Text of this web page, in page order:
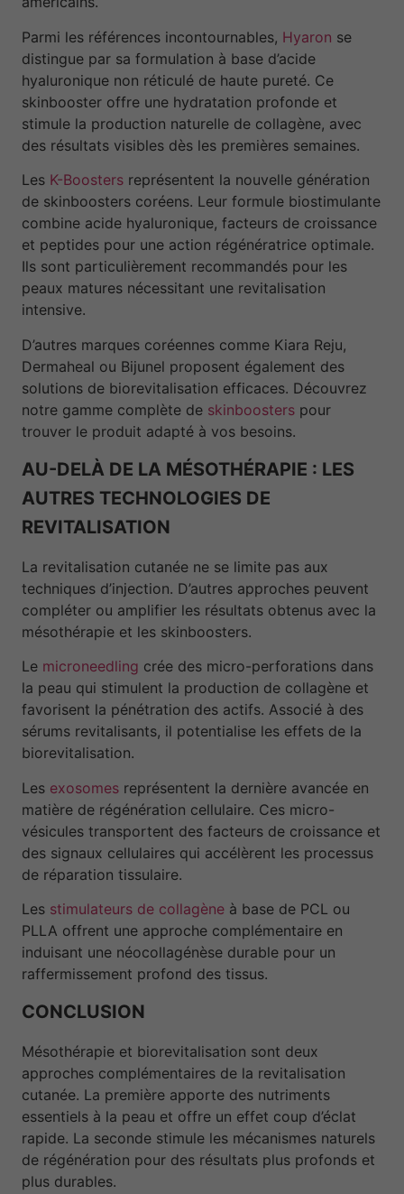
Parmi les références incontournables, Hyaron se
distingue par sa formulation à base d’acide
hyaluronique non réticulé de haute pureté. Ce
skinbooster offre une hydratation profonde et
stimule la production naturelle de collagène, avec
des résultats visibles dès les premières semaines.
Les K-Boosters représentent la nouvelle génération
de skinboosters coréens. Leur formule biostimulante
combine acide hyaluronique, facteurs de croissance
et peptides pour une action régénératrice optimale.
Ils sont particulièrement recommandés pour les
peaux matures nécessitant une revitalisation
intensive.
D’autres marques coréennes comme Kiara Reju,
Dermaheal ou Bijunel proposent également des
solutions de biorevitalisation efficaces. Découvrez
notre gamme complète de skinboosters pour
trouver le produit adapté à vos besoins.
AU-DELÀ DE LA MÉSOTHÉRAPIE : LES
AUTRES TECHNOLOGIES DE
REVITALISATION
La revitalisation cutanée ne se limite pas aux
techniques d’injection. D’autres approches peuvent
compléter ou amplifier les résultats obtenus avec la
mésothérapie et les skinboosters.
Le microneedling crée des micro-perforations dans
la peau qui stimulent la production de collagène et
favorisent la pénétration des actifs. Associé à des
sérums revitalisants, il potentialise les effets de la
biorevitalisation.
Les exosomes représentent la dernière avancée en
matière de régénération cellulaire. Ces micro-
vésicules transportent des facteurs de croissance et
des signaux cellulaires qui accélèrent les processus
de réparation tissulaire.
Les stimulateurs de collagène à base de PCL ou
PLLA offrent une approche complémentaire en
induisant une néocollagénèse durable pour un
raffermissement profond des tissus.
CONCLUSION
Mésothérapie et biorevitalisation sont deux
approches complémentaires de la revitalisation
cutanée. La première apporte des nutriments
essentiels à la peau et offre un effet coup d’éclat
rapide. La seconde stimule les mécanismes naturels
de régénération pour des résultats plus profonds et
plus durables.